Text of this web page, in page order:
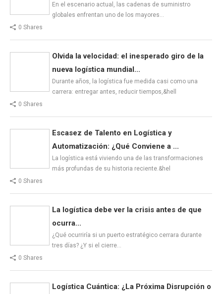
En el escenario actual, las cadenas de suministro
globales enfrentan uno de los mayores…
0 Shares
Olvida la velocidad: el inesperado giro de la
nueva logística mundial...
Durante años, la logística fue medida casi como una
carrera: entregar antes, reducir tiempos,&hell
0 Shares
Escasez de Talento en Logística y
Automatización: ¿Qué Conviene a ...
La logística está viviendo una de las transformaciones
más profundas de su historia reciente.&hel
0 Shares
La logística debe ver la crisis antes de que
ocurra...
¿Qué ocurriría si un puerto estratégico cerrara durante
tres días? ¿Y si el cierre…
0 Shares
Logística Cuántica: ¿La Próxima Disrupción o